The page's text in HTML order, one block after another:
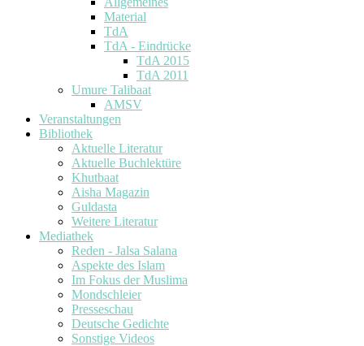
Material
TdA
TdA - Eindrücke
TdA 2015
TdA 2011
Umure Talibaat
AMSV
Veranstaltungen
Bibliothek
Aktuelle Literatur
Aktuelle Buchlektüre
Khutbaat
Aisha Magazin
Guldasta
Weitere Literatur
Mediathek
Reden - Jalsa Salana
Aspekte des Islam
Im Fokus der Muslima
Mondschleier
Presseschau
Deutsche Gedichte
Sonstige Videos